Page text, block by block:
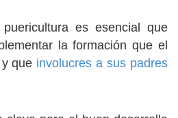
es esencial que
la formación que el
que involucres a sus padres